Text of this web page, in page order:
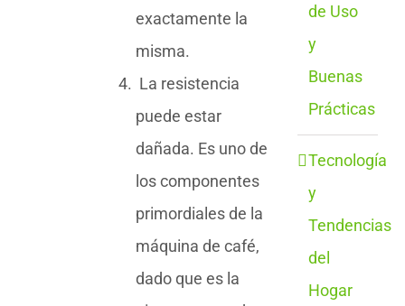
exactamente la
misma.
La resistencia
puede estar
dañada. Es uno de
los componentes
primordiales de la
máquina de café,
dado que es la
de Uso
y
Buenas
Prácticas
Tecnología
y
Tendencias
del
Hogar